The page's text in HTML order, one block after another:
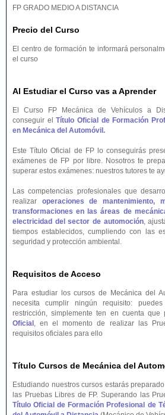
FP GRADO MEDIO A DISTANCIA
Precio del Curso
El centro de formación te informará
el curso
Al Estudiar el Curso vas a Aprender
El Curso FP Mecánica de Vehículos a
conseguir elTítulo Oficial de Formación
en Mecánica del Automóvil.
Este Título Oficial de FP lo conseguirás
exámenes de FP por libre. Nosotros te
superar estos exámenes: nuestros tutores te
Las competencias profesionales que
realizar operaciones de mantenimiento,
transformaciones en las áreas de
electricidad del sector de automoción,
tiempos establecidos, cumpliendo con las
seguridad y protección ambiental.
Requisitos de Acceso
Para estudiar los cursos de Mecánica del
necesita cumplir ningún requisito:
restricción, simplemente ten en cuenta que
Oficial , en el momento de realizar las
requisitos oficiales para ello
Título Cursos de Mecánica del
Estudiando nuestros cursos estarás
las Pruebas Libres de FP. Superando las
Título Oficial de Formación Profesional de